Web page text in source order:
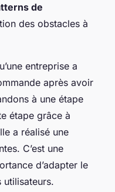
de
des obstacles à
entreprise a
après avoir
à une étape
étape grâce à
a réalisé une
C’est une
d’adapter le